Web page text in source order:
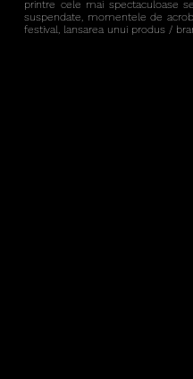
printre cele mai spectaculoase
suspendate, momentele de
festival, lansarea unui produs /